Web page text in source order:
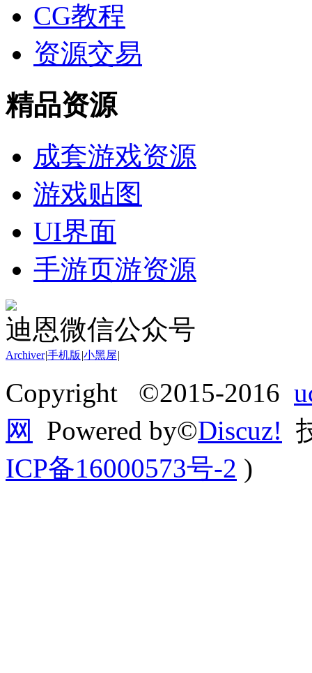
CG教程
资源交易
精品资源
成套游戏资源
游戏贴图
UI界面
手游页游资源
迪恩微信公众号
Archiver|手机版 |小黑屋|
Copyright ©2015-2016
网
Powered by©Discuz!
ICP备16000573号-2 )